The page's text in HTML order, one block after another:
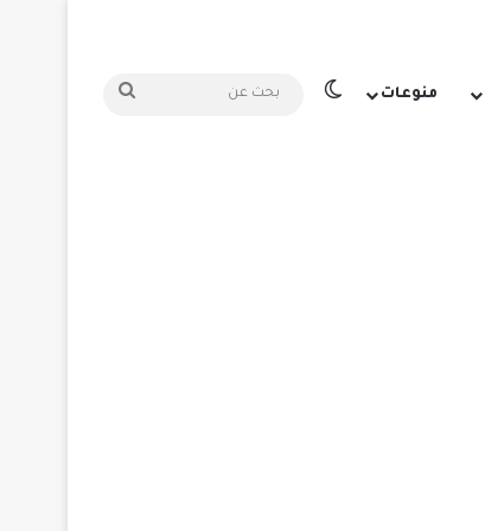
منوعات الوضع المظلم